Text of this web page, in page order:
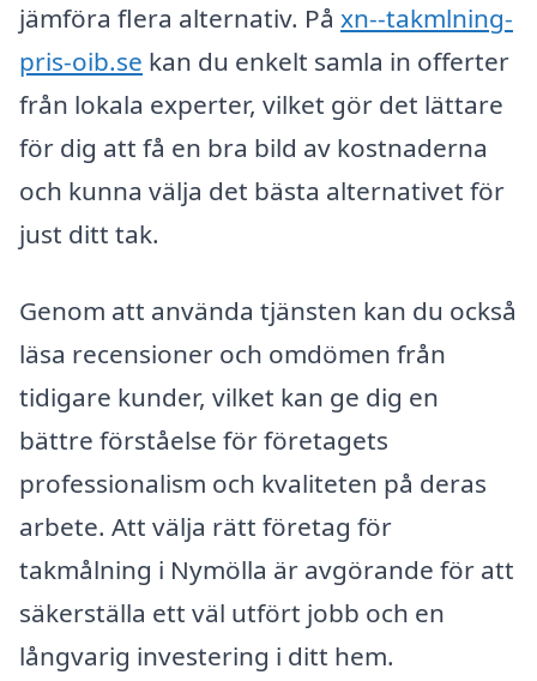
jämföra flera alternativ. På xn--takmlning-
pris-oib.se kan du enkelt samla in offerter
från lokala experter, vilket gör det lättare
för dig att få en bra bild av kostnaderna
och kunna välja det bästa alternativet för
just ditt tak.
Genom att använda tjänsten kan du också
läsa recensioner och omdömen från
tidigare kunder, vilket kan ge dig en
bättre förståelse för företagets
professionalism och kvaliteten på deras
arbete. Att välja rätt företag för
takmålning i Nymölla är avgörande för att
säkerställa ett väl utfört jobb och en
långvarig investering i ditt hem.